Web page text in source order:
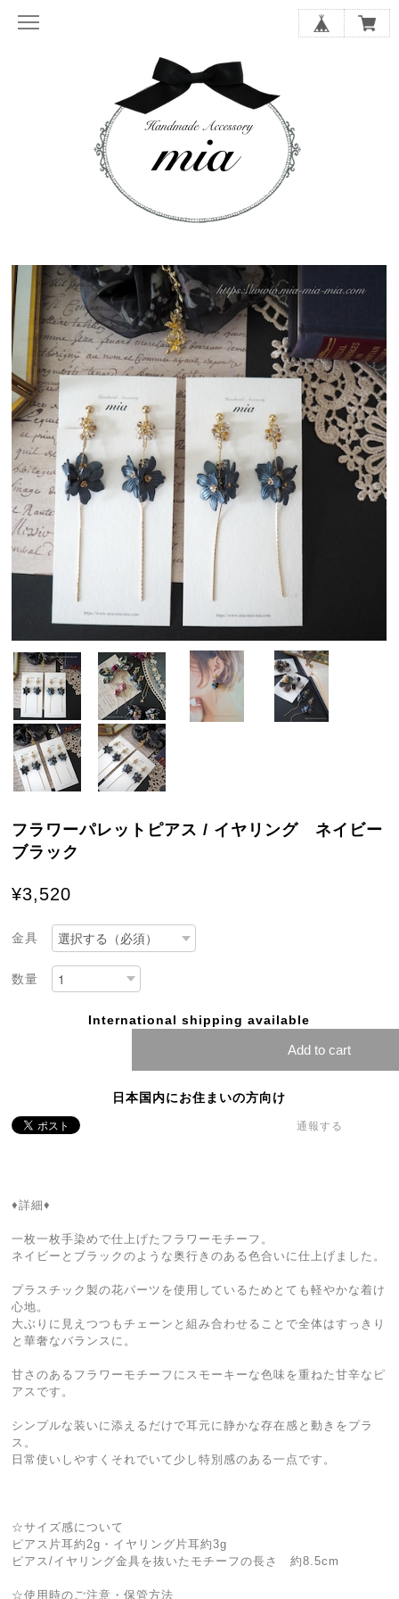
フラワーパレットピアス / イヤリング ネイビー
ブラック
¥3,520
金具
数量
International shipping available
Add to cart
日本国内にお住まいの方向け
通報する
♦︎詳細♦︎
一枚一枚手染めで仕上げたフラワーモチーフ。
ネイビーとブラックのような奥行きのある色合いに仕上げました。
プラスチック製の花パーツを使用しているためとても軽やかな着け
心地。
大ぶりに見えつつもチェーンと組み合わせることで全体はすっきり
と華奢なバランスに。
甘さのあるフラワーモチーフにスモーキーな色味を重ねた甘辛なピ
アスです。
シンプルな装いに添えるだけで耳元に静かな存在感と動きをプラ
ス。
日常使いしやすくそれでいて少し特別感のある一点です。
☆サイズ感について
ピアス片耳約2g・イヤリング片耳約3g
ピアス/イヤリング金具を抜いたモチーフの長さ 約8.5cm
☆使用時のご注意・保管方法